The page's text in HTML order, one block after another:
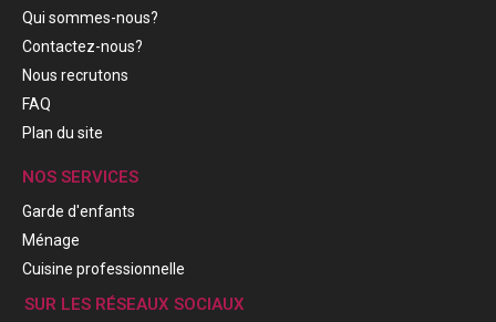
Qui sommes-nous?
Contactez-nous?
Nous recrutons
FAQ
Plan du site
NOS SERVICES
Garde d'enfants
Ménage
Cuisine professionnelle
SUR LES RÉSEAUX SOCIAUX